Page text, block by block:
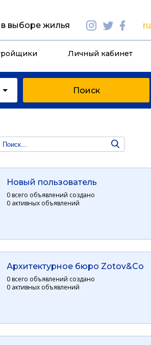
выборе жилья ru
Личный кабинет
Новый пользователь
0 всего объявлений создано
0 активных объявлений
Архитектурное бюро Zotov&Co
0 всего объявлений создано
0 активных объявлений